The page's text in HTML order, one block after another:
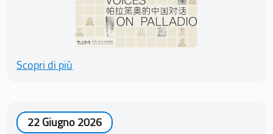
Scopri di più
22 Giugno 2026